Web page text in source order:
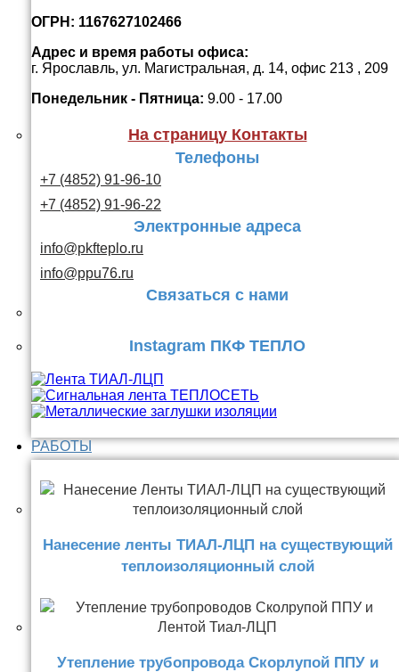
ОГРН: 1167627102466
Адрес и время работы офиса:
г. Ярославль, ул. Магистральная, д. 14, офис 213 , 209
Понедельник - Пятница: 9.00 - 17.00
На страницу Контакты
Телефоны
+7 (4852) 91-96-10
+7 (4852) 91-96-22
Электронные адреса
info@pkfteplo.ru
info@ppu76.ru
Связаться с нами
Instagram ПКФ ТЕПЛО
РАБОТЫ
Нанесение ленты ТИАЛ-ЛЦП на существующий
теплоизоляционный слой
Утепление трубопровода Скорлупой ППУ и